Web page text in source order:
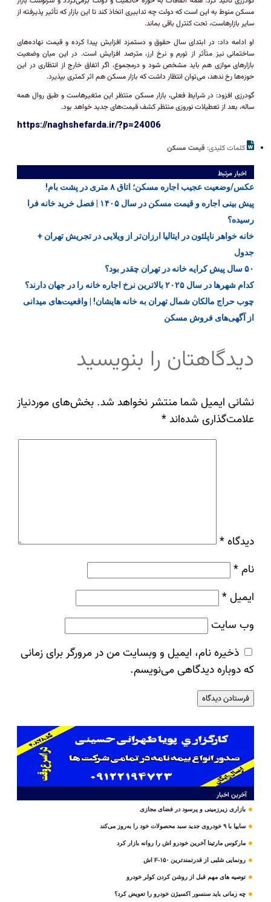
مسکن منوط به این است که دولت چه تدابیری اتخاذ کند تا این بازار که تأثیر پذیرفته از
سایر بازارهاست، تحت کنترل باقی بماند.
او ادامه داد: در ابتدای سال حقوق و دستمزد افزایش پیدا کرده و قیمت نهاده‌های
ساختمانی نیز متأثر از تورم و نرخ ارز، مترصد افزایش است. در این میان وضعیت
بازارهای موازی هم باید مشخص شود و درمجموع، اگر اتفاق خارج از انتظاری در این
حوزه‌ها رخ ندهد، می‌توان انتظار داشت که بازار مسکن هم اثر کمتری بپذیرد.
گودرزی افزود: در شرایط فعلی، بازار مسکن منتظر این متغیرهاست و طبق روال همه
ساله، بعد از تعطیلات نوروزی منتظر کشف قیمت‌های جدید خواهد بود.
https://naghshefarda.ir/?p=24006
کلمات کلیدی: قیمت مسکن
اخبار مرتبط
عکس/وضعیت عجیب اجاره مسکن؛ اتاق ۸ متری در پشت بام!
پیش بینی اجاره و قیمت مسکن در سال ۱۴۰۵ | فصل خرید خانه فرا
رسیده؟
خانه خواهر ناپلئون در ایتالیا ارزان‌تر از ویلایی در تجریش تهران +
جدول
۵۰ سال پیش کرایه خانه در تهران چقدر بود؟
کدام شهر‌ها در سال ۲۰۲۵ بالاترین نرخ اجاره خانه را در جهان دارند؟
چوب حراج مالکان شمال تهران به خانه هایشان! | واقعیت‌های میدانی
از آگهی‌های فروش مسکن
دیدگاهتان را بنویسید
نشانی ایمیل شما منتشر نخواهد شد. بخش‌های موردنیاز
علامت‌گذاری شده‌اند*
دیدگاه *
نام*
ایمیل*
وب‌ سایت
ذخیره نام، ایمیل و وبسایت من در مرورگر برای زمانی
که دوباره دیدگاهی می‌نویسم.
آخرین اخبار
بازاری زیرزمینی و پرسود در فضای مجازی
سایپا با ۹ خودروی جدید سبد محصولات خود را به‌روز می‌کند
مارکوس مارتینا آخرین خودرو اش را روانه بازار کرد
رونمایی شلبی از قدرتمندترین F-۱۵۰ اش
توصیه های مهم قبل از روشن کردن کولر خودرو
چه زمانی باید سنسور اکسیژن خودرو را تعویض کرد؟